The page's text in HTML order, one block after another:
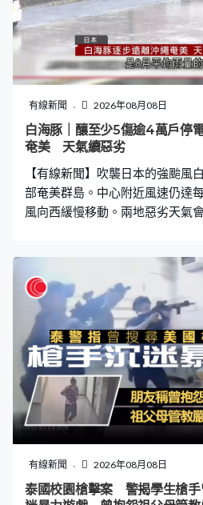
有線新聞 2026年08月08日
白海豚｜釀至少5傷逾4萬戶停
奄美 天氣續惡劣
【有線新聞】吹襲日本的強颱風
部奄美群島。中心附近風速仍達
風向西緩慢移動。兩地惡劣天氣
量高達500毫米，是8月平均雨量
岸不斷翻起大浪，沖繩本島西面
小時約132公里。連接宮古島與
閉，禁止車輛通行。 名護有私家
玻璃碎裂，車身漏油。風暴期間
男子被強風吹倒，頭部受傷。不
停營業，門外擺放沙包提防水浸
場早上11時起重開，仍有數百班
受影響。日本航空考慮晚上6時
繩四間巴士公司則繼續停駛。 雖
暴風圈，仍受白海豚外圍環流影
氣象廳警告會長時間影響沖繩等
雨。沖繩、奄美及九州南部未來
有線新聞 2026年08月08日
泰國校園槍擊案 警揭學生槍手